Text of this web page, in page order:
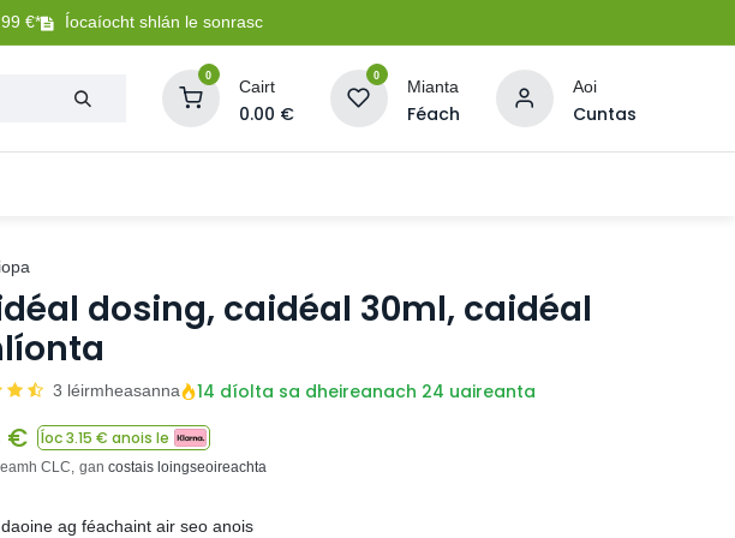
€* Íocaíocht shlán le sonrasc
0
Cairt
0.00 €
0
Mianta
Féach
Aoi
Cuntas
dosing, caidéal 30ml, caidéal
3 léirmheasanna 14 díolta sa dheireanach 24 uaireanta
€ Íoc3.15 € anois le
CLC, gan costais loingseoireachta
ag féachaint air seo anois